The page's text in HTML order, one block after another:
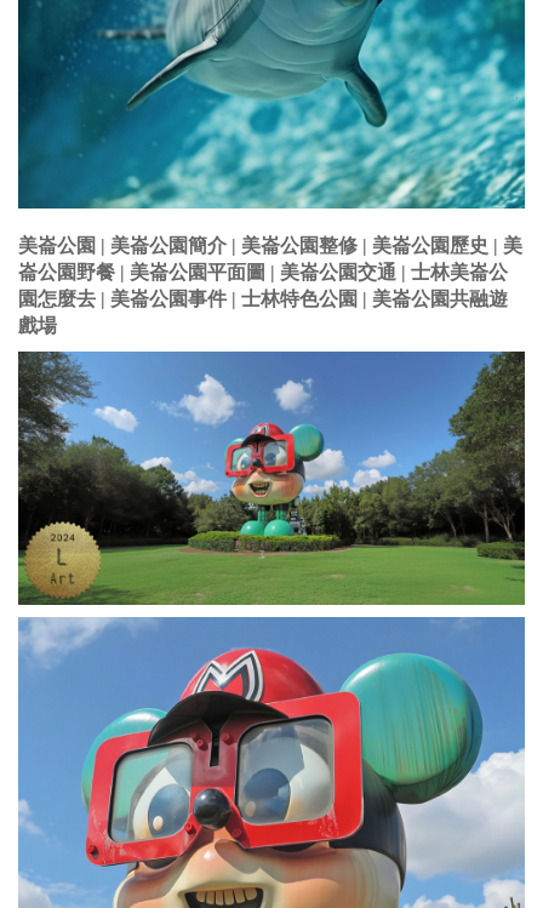
美崙公園 | 美崙公園簡介 | 美崙公園整修 | 美崙公園歷史 | 美
崙公園野餐 | 美崙公園平面圖 | 美崙公園交通 | 士林美崙公
園怎麼去 | 美崙公園事件 | 士林特色公園 | 美崙公園共融遊
戲場